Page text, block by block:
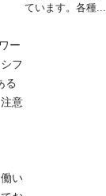
ー
フ
る
意
い
ています。各種...